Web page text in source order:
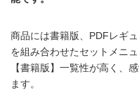
商品には書籍版、PDFレギ
を組み合わせたセットメニ
【書籍版】一覧性が高く、
ます。